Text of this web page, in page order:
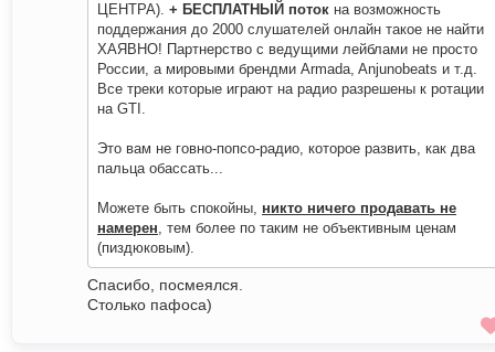
ЦЕНТРА). + БЕСПЛАТНЫЙ поток на возможность
поддержания до 2000 слушателей онлайн такое не найти
ХАЯВНО! Партнерство с ведущими лейблами не просто
России, а мировыми брендми Armada, Anjunobeats и т.д.
Все треки которые играют на радио разрешены к ротации
на GTI.
Это вам не говно-попсо-радио, которое развить, как два
пальца обассать...
Можете быть спокойны, никто ничего продавать не
намерен, тем более по таким не объективным ценам
(пиздюковым).
Спасибо, посмеялся.
Столько пафоса)